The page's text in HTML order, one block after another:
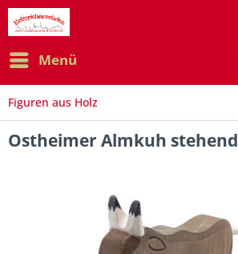
Menü
Figuren aus Holz
Ostheimer Almkuh stehend